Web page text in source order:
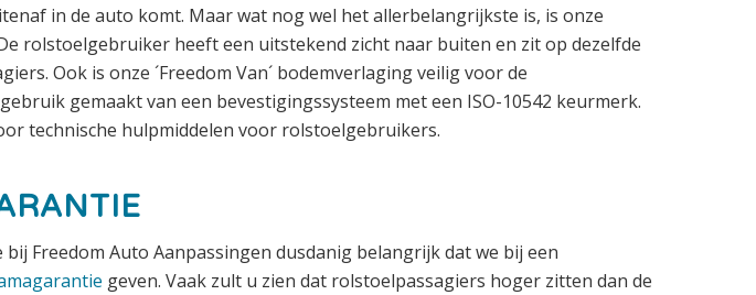
in de auto komt. Maar wat nog wel het allerbelangrijkste is, is onze
rolstoelgebruiker heeft een uitstekend zicht naar buiten en zit op dezelfde
Ook is onze ´Freedom Van´ bodemverlaging veilig voor de
gemaakt van een bevestigingssysteem met een ISO-10542 keurmerk.
technische hulpmiddelen voor rolstoelgebruikers.
Freedom Auto Aanpassingen dusdanig belangrijk dat we bij een
geven. Vaak zult u zien dat rolstoelpassagiers hoger zitten dan de